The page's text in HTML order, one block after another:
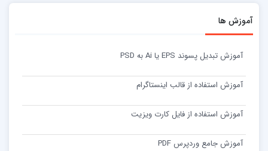
آموزش ها
آموزش تبدیل پسوند EPS یا Ai به PSD
آموزش استفاده از قالب اینستاگرام
آموزش استفاده از فایل کارت ویزیت
آموزش جامع وردپرس PDF